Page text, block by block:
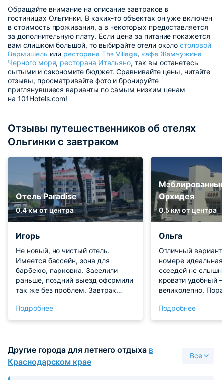
Обращайте внимание на описание завтраков в
гостиницах Ольгинки. В каких-то объектах он уже включен
в стоимость проживания, а в некоторых предоставляется
за дополнительную плату. Если цена за питание покажется
вам слишком большой, то выбирайте отели около столовой
Вермишель или ресторана The Village, кафе Жемчужина
Черного моря, ресторана Итальяно, так вы останетесь
сытыми и сэкономите бюджет. Сравнивайте цены, читайте
отзывы, просматривайте фото и бронируйте
приглянувшиеся варианты по самым низким ценам
на 101Hotels.com!
Отзывы путешественников об отелях
Ольгинки с завтраком
Отель Paradise
0.4 км от центра
Игорь
Не новый, но чистый отель.
Имеется бассейн, зона для
барбекю, парковка. Заселили
раньше, поздний выезд оформили
так же без проблем. Завтрак
работает. До пляжа прийдётся
прогуляться минут 10.
Подробнее
Орхидея
0.5 км от центра
Ольга
Отличный
номере
соседей не
кровати удобный
великолепно.
белья. Вокруг
магазинов.
Подробнее
Другие города для летнего отдыха в
Краснодарском крае
Все